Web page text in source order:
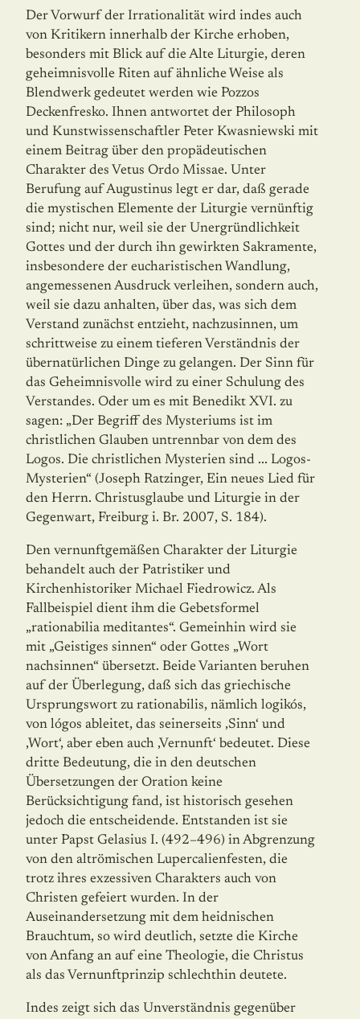
Der Vorwurf der Irrationalität wird indes auch
von Kritikern innerhalb der Kirche erhoben,
besonders mit Blick auf die Alte Liturgie, deren
geheimnisvolle Riten auf ähnliche Weise als
Blendwerk gedeutet werden wie Pozzos
Deckenfresko. Ihnen antwor­tet der Philosoph
und Kunstwissenschaftler Peter Kwasniewski mit
einem Beitrag über den propädeutischen
Charakter des Vetus Ordo Missae. Unter
Berufung auf Augustinus legt er dar, daß gerade
die mystischen Elemente der Liturgie vernünftig
sind; nicht nur, weil sie der Unergründlichkeit
Gottes und der durch ihn gewirkten Sakramente,
insbe­sondere der eucharistischen Wandlung,
angemessenen Ausdruck verleihen, sondern auch,
weil sie dazu anhalten, über das, was sich dem
Verstand zunächst entzieht, nachzusinnen, um
schrittweise zu einem tieferen Verständnis der
übernatürlichen Dinge zu gelangen. Der Sinn für
das Geheimnisvolle wird zu einer Schulung des
Verstandes. Oder um es mit Benedikt XVI. zu
sagen: „Der Begriff des Mysteriums ist im
christlichen Glauben untrennbar von dem des
Logos. Die christlichen Mysterien sind ... Logos-
Mysterien“ (Joseph Ratzinger, Ein neues Lied für
den Herrn. Christusglaube und Liturgie in der
Gegenwart, Freiburg i. Br. 2007, S. 184).
Den vernunftgemäßen Charakter der Liturgie
behandelt auch der Patristiker und
Kirchenhistoriker Michael Fiedrowicz. Als
Fallbeispiel dient ihm die Gebetsformel
„rationabilia meditantes“. Gemeinhin wird sie
mit „Geistiges sinnen“ oder Gottes „Wort
nachsinnen“ übersetzt. Beide Varianten beruhen
auf der Überlegung, daß sich das griechische
Ursprungswort zu rationabilis, nämlich logikós,
von lógos ableitet, das seinerseits ‚Sinn‘ und
‚Wort‘, aber eben auch ‚Vernunft‘ bedeutet. Diese
dritte Bedeutung, die in den deutschen
Übersetzungen der Oration keine
Berücksichtigung fand, ist historisch gesehen
jedoch die entscheidende. Entstanden ist sie
unter Papst Gelasius I. (492–496) in Abgrenzung
von den altrömischen Lupercalienfesten, die
trotz ihres exzessiven Charakters auch von
Christen gefeiert wurden. In der
Auseinandersetzung mit dem heidnischen
Brauchtum, so wird deutlich, setzte die Kirche
von Anfang an auf eine Theologie, die Christus
als das Vernunftprinzip schlechthin deutete.
Indes zeigt sich das Unverständnis gegenüber